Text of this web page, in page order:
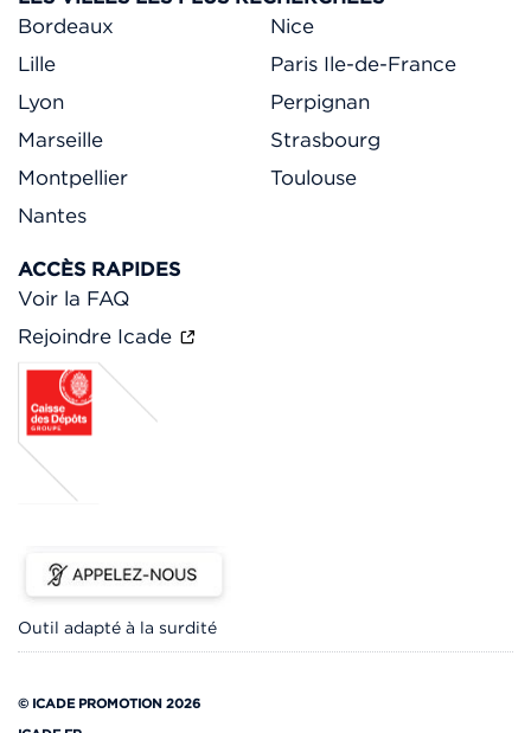
Bordeaux
Lille
Lyon
Marseille
Montpellier
Nantes
Nice
Paris Ile-de-France
Perpignan
Strasbourg
Toulouse
ACCÈS RAPIDES
Voir la FAQ
Rejoindre Icade
Outil adapté à la surdité
© ICADE PROMOTION 2026